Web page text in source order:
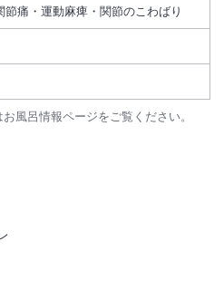
節痛・運動麻痺・関節のこわばり
風呂情報ページをご覧ください。